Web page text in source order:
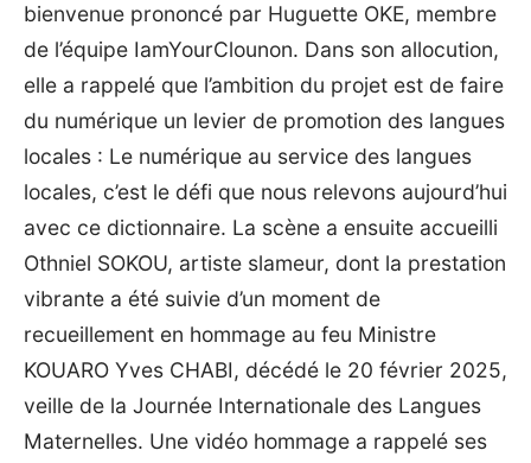
bienvenue prononcé par Huguette OKE, membre
de l’équipe IamYourClounon. Dans son allocution,
elle a rappelé que l’ambition du projet est de faire
du numérique un levier de promotion des langues
locales : Le numérique au service des langues
locales, c’est le défi que nous relevons aujourd’hui
avec ce dictionnaire. La scène a ensuite accueilli
Othniel SOKOU, artiste slameur, dont la prestation
vibrante a été suivie d’un moment de
recueillement en hommage au feu Ministre
KOUARO Yves CHABI, décédé le 20 février 2025,
veille de la Journée Internationale des Langues
Maternelles. ‎Une vidéo hommage a rappelé ses